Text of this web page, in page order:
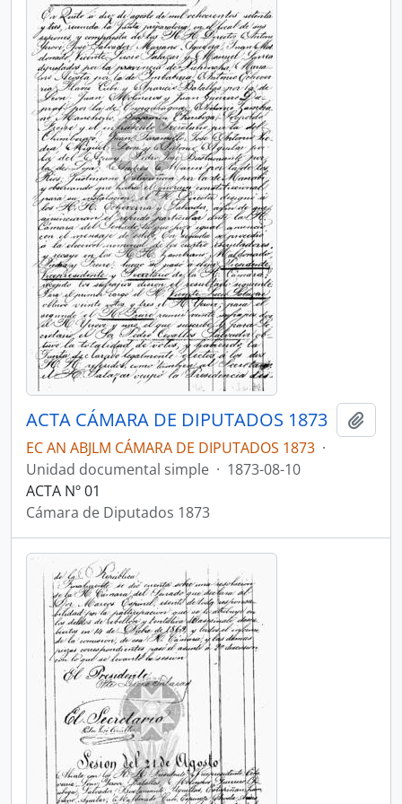
ACTA CÁMARA DE DIPUTADOS 1873
EC AN ABJLM CÁMARA DE DIPUTADOS 1873 ·
Unidad documental simple · 1873-08-10
ACTA Nº 01
Cámara de Diputados 1873